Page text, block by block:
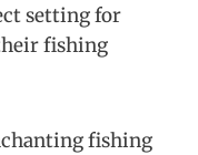
setting for
fishing
fishing